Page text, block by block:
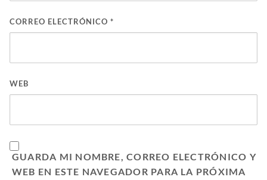
CORREO ELECTRÓNICO *
WEB
GUARDA MI NOMBRE, CORREO ELECTRÓNICO Y
WEB EN ESTE NAVEGADOR PARA LA PRÓXIMA